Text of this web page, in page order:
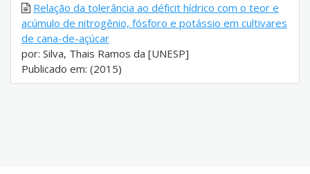
Relação da tolerância ao déficit hídrico com o teor e
acúmulo de nitrogênio, fósforo e potássio em cultivares
de cana-de-açúcar
por: Silva, Thais Ramos da [UNESP]
Publicado em: (2015)